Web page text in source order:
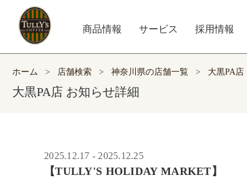
商品情報 サービス 採用情報
ホーム > 店舗検索 > 神奈川県の店舗一覧 > 大黒PA店
大黒PA店 お知らせ詳細
2025.12.17 - 2025.12.25
【TULLY'S HOLIDAY MARKET】